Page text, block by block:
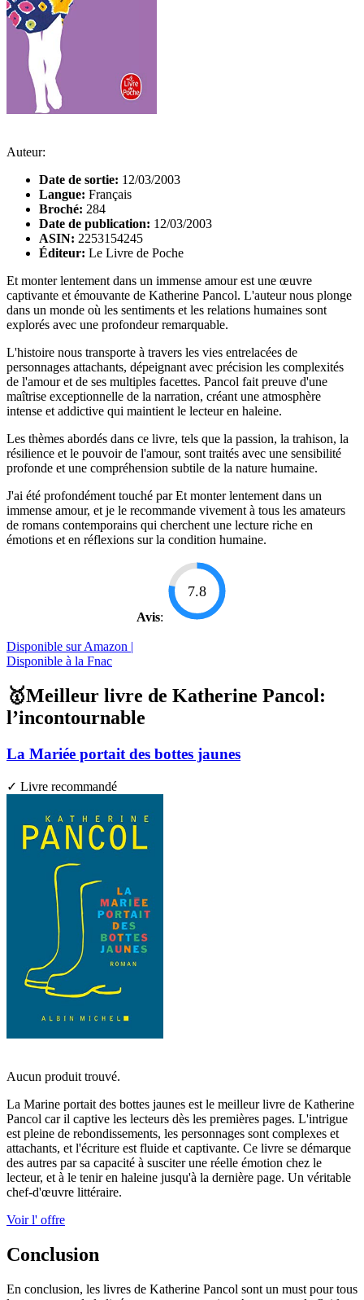
Auteur:
Date de sortie: 12/03/2003
Langue: Français
Broché: 284
Date de publication: 12/03/2003
ASIN: 2253154245
Éditeur: Le Livre de Poche
Et monter lentement dans un immense amour est une œuvre
captivante et émouvante de Katherine Pancol. L'auteur nous plonge
dans un monde où les sentiments et les relations humaines sont
explorés avec une profondeur remarquable.
L'histoire nous transporte à travers les vies entrelacées de
personnages attachants, dépeignant avec précision les complexités
de l'amour et de ses multiples facettes. Pancol fait preuve d'une
maîtrise exceptionnelle de la narration, créant une atmosphère
intense et addictive qui maintient le lecteur en haleine.
Les thèmes abordés dans ce livre, tels que la passion, la trahison, la
résilience et le pouvoir de l'amour, sont traités avec une sensibilité
profonde et une compréhension subtile de la nature humaine.
J'ai été profondément touché par Et monter lentement dans un
immense amour, et je le recommande vivement à tous les amateurs
de romans contemporains qui cherchent une lecture riche en
émotions et en réflexions sur la condition humaine.
Avis:
7.8
Disponible sur Amazon |
Disponible à la Fnac
🥇Meilleur livre de Katherine Pancol:
l’incontournable
La Mariée portait des bottes jaunes
✓ Livre recommandé
Aucun produit trouvé.
La Marine portait des bottes jaunes est le meilleur livre de Katherine
Pancol car il captive les lecteurs dès les premières pages. L'intrigue
est pleine de rebondissements, les personnages sont complexes et
attachants, et l'écriture est fluide et captivante. Ce livre se démarque
des autres par sa capacité à susciter une réelle émotion chez le
lecteur, et à le tenir en haleine jusqu'à la dernière page. Un véritable
chef-d'œuvre littéraire.
Voir l' offre
Conclusion
En conclusion, les livres de Katherine Pancol sont un must pour tous